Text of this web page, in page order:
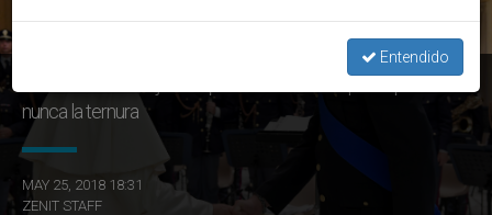
Francisco aconseja a los policías de Roma que no pierdan
nunca la ternura
MAY 25, 2018 18:31
ZENIT STAFF
Entendido